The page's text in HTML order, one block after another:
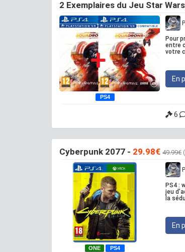
2 Exemplaires du Jeu Star
PS4
Pour
entre
votre
En
6
Cyberpunk 2077 - 29.98€ 49.99€
ONE PS4
PS4 :
jeu
la
En